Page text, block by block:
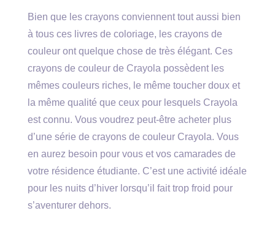
Bien que les crayons conviennent tout aussi bien
à tous ces livres de coloriage, les crayons de
couleur ont quelque chose de très élégant. Ces
crayons de couleur de Crayola possèdent les
mêmes couleurs riches, le même toucher doux et
la même qualité que ceux pour lesquels Crayola
est connu. Vous voudrez peut-être acheter plus
d’une série de crayons de couleur Crayola. Vous
en aurez besoin pour vous et vos camarades de
votre résidence étudiante. C’est une activité idéale
pour les nuits d’hiver lorsqu’il fait trop froid pour
s’aventurer dehors.